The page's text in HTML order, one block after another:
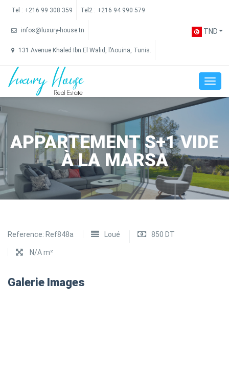
Tel : +216 99 308 359 Tel2 : +216 94 990 579
infos@luxury-house.tn
131 Avenue Khaled Ibn El Walid, l’Aouina, Tunis.
TND
APPARTEMENT S+1 VIDE
À LA MARSA
Reference: Ref848a Loué 850 DT
N/A m²
Galerie Images